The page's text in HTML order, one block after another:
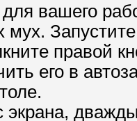
вашего
правой
его в
экрана,